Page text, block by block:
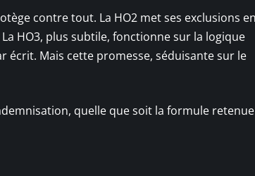
contre tout. La HO2 met ses exclusions en
HO3, plus subtile, fonctionne sur la logique
écrit. Mais cette promesse, séduisante sur le
quelle que soit la formule